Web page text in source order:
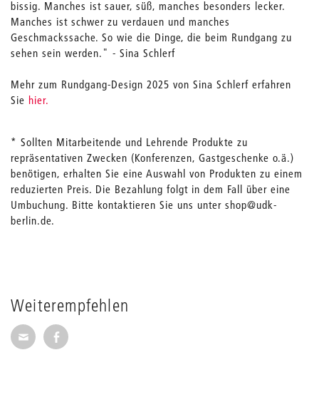
Weiterempfehlen
Seite per E-Mail weiterempfehlen
Seite auf Facebook weiterempfehlen
bissig. Manches ist sauer, süß, manches besonders lecker.
Manches ist schwer zu verdauen und manches
Geschmackssache. So wie die Dinge, die beim Rundgang zu
sehen sein werden." - Sina Schlerf
Mehr zum Rundgang-Design 2025 von Sina Schlerf erfahren
Sie hier.
* Sollten Mitarbeitende und Lehrende Produkte zu
repräsentativen Zwecken (Konferenzen, Gastgeschenke o.ä.)
benötigen, erhalten Sie eine Auswahl von Produkten zu einem
reduzierten Preis. Die Bezahlung folgt in dem Fall über eine
Umbuchung. Bitte kontaktieren Sie uns unter shop@udk-
berlin.de.